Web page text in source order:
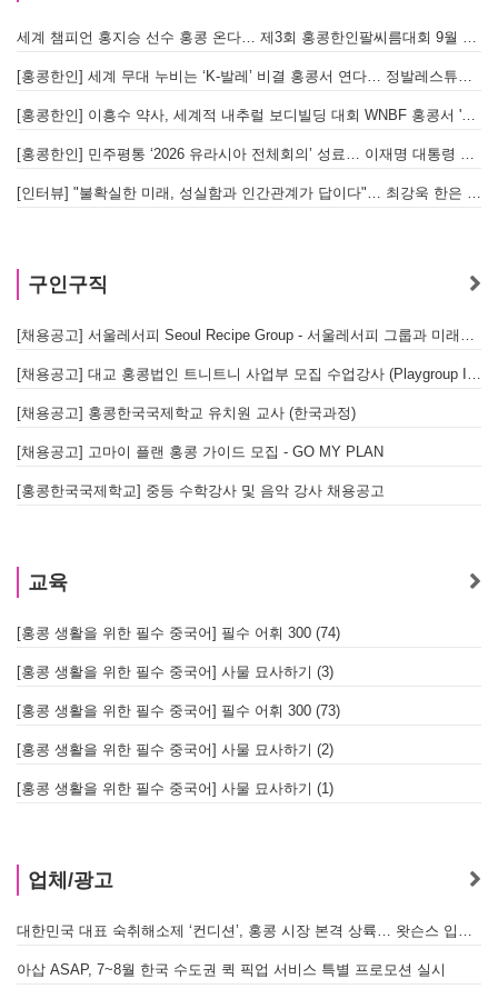
세계 챔피언 홍지승 선수 홍콩 온다… 제3회 홍콩한인팔씨름대회 9월 12일 개최
[홍콩한인] 세계 무대 누비는 ‘K-발레’ 비결 홍콩서 연다… 정발레스튜디오 개원
[홍콩한인] 이흥수 약사, 세계적 내추럴 보디빌딩 대회 WNBF 홍콩서 '마스터 부문 1위' 기염
[홍콩한인] 민주평통 ‘2026 유라시아 전체회의’ 성료… 이재명 대통령 참석으로 의미 더해
[인터뷰] "불확실한 미래, 성실함과 인간관계가 답이다"… 최강욱 한은 부소장이 청소년들에게 전하는 응원
구인구직
[채용공고] 서울레서피 Seoul Recipe Group - 서울레서피 그룹과 미래를 함께할 유능한 인재를 모십니다
[채용공고] 대교 홍콩법인 트니트니 사업부 모집 수업강사 (Playgroup Instructor)
[채용공고] 홍콩한국국제학교 유치원 교사 (한국과정)
[채용공고] 고마이 플랜 홍콩 가이드 모집 - GO MY PLAN
[홍콩한국국제학교] 중등 수학강사 및 음악 강사 채용공고
교육
[홍콩 생활을 위한 필수 중국어] 필수 어휘 300 (74)
[홍콩 생활을 위한 필수 중국어] 사물 묘사하기 (3)
[홍콩 생활을 위한 필수 중국어] 필수 어휘 300 (73)
[홍콩 생활을 위한 필수 중국어] 사물 묘사하기 (2)
[홍콩 생활을 위한 필수 중국어] 사물 묘사하기 (1)
업체/광고
대한민국 대표 숙취해소제 ‘컨디션’, 홍콩 시장 본격 상륙… 왓슨스 입점 기념 할인 행사 진행
아삽 ASAP, 7~8월 한국 수도권 퀵 픽업 서비스 특별 프로모션 실시